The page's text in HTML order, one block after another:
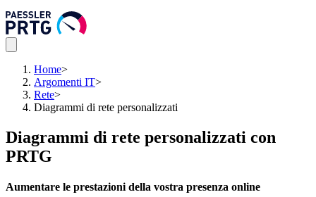
Home>
Argomenti IT>
Rete>
Diagrammi di rete personalizzati
Diagrammi di rete personalizzati con
PRTG
Aumentare le prestazioni della vostra presenza online